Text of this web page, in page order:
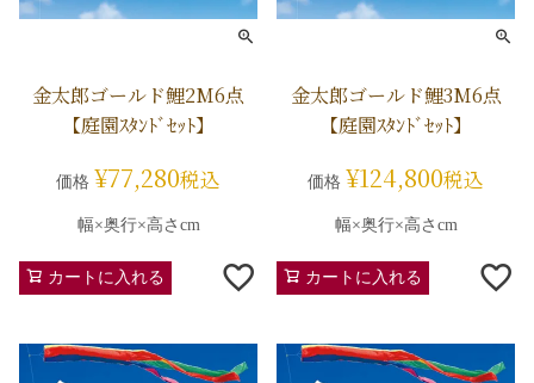
金太郎ゴールド鯉2M6点
【庭園ｽﾀﾝﾄﾞｾｯﾄ】
価格 ¥77,280税込
幅×奥行×高さcm
カートに入れる
金太郎ゴールド鯉3M6点
【庭園ｽﾀﾝﾄﾞｾｯﾄ】
価格 ¥124,800税込
幅×奥行×高さcm
カートに入れる